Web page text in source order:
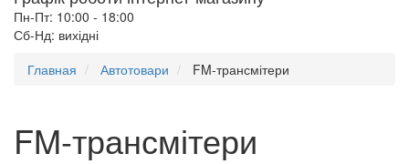
Пн-Пт: 10:00 - 18:00
Сб-Нд: вихідні
Главная
Автотовари FM-трансмітери
FM-трансмітери